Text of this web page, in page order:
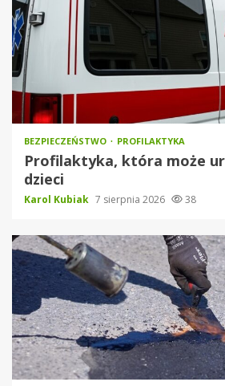
BEZPIECZEŃSTWO PROFILAKTYKA
Profilaktyka, która może
dzieci
Karol Kubiak 7 sierpnia 2026 38